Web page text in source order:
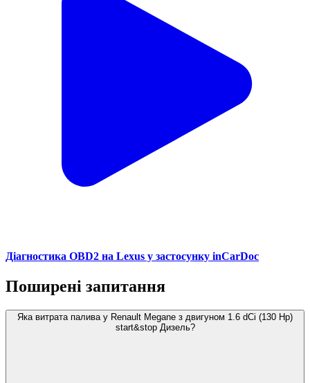
Діагностика OBD2 на Lexus у застосунку inCarDoc
Поширені запитання
Яка витрата палива у Renault Megane з двигуном 1.6 dCi (130 Hp)
start&stop Дизель?